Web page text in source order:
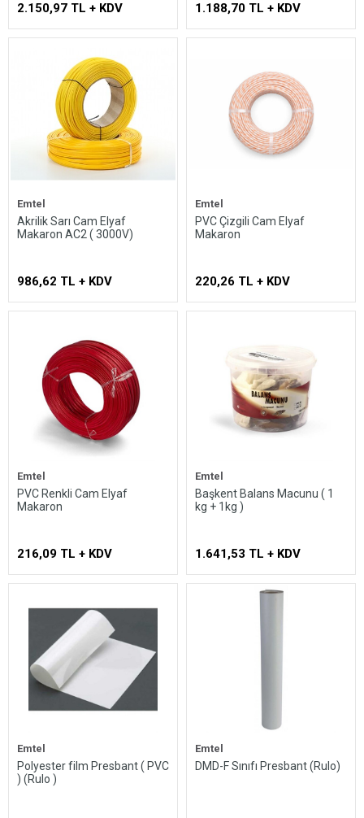
2.150,97 TL + KDV 1.188,70 TL + KDV
Emtel
Akrilik Sarı Cam Elyaf
Makaron AC2 ( 3000V)
986,62 TL + KDV
Emtel
PVC Çizgili Cam Elyaf
Makaron
220,26 TL + KDV
Emtel
PVC Renkli Cam Elyaf
Makaron
216,09 TL + KDV
Emtel
Başkent Balans Macunu ( 1
kg + 1kg )
1.641,53 TL + KDV
Emtel
Polyester film Presbant ( PVC
) (Rulo )
Emtel
DMD-F Sınıfı Presbant (Rulo)